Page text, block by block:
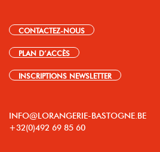
CONTACTEZ-NOUS
PLAN D’ACCÈS
INSCRIPTIONS NEWSLETTER
INFO@LORANGERIE-BASTOGNE.BE
+32(0)492 69 85 60